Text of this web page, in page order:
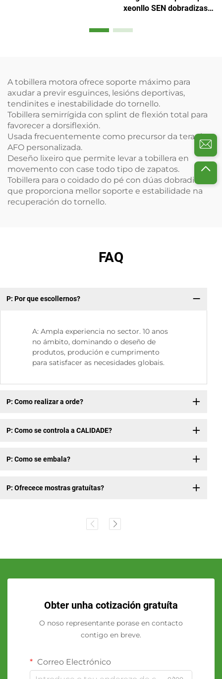
xeonllo SEN dobradizas,
A tobillera motora ofrece soporte máximo para
axudar a previr esguinces, lesións deportivas,
tendinites e inestabilidade do tornello.
Tobillera semirrígida con splint de flexión total para
favorecer a dorsiflexión.
Usada frecuentemente como precursor da terapia
AFO personalizada.
Deseño lixeiro que permite levar a tobillera en
movemento con case todo tipo de zapatos.
Tobillera para o coidado do pé con dúas dobradiñas
que proporciona mellor soporte e estabilidade na
recuperación do tornello.
FAQ
P: Por que escollernos?
A: Ampla experiencia no sector. 10 anos
no ámbito, dominando o deseño de
produtos, produción e cumprimento
para satisfacer as necesidades globais.
P: Como realizar a orde?
P: Como se controla a CALIDADE?
P: Como se embala?
P: Ofrecece mostras gratuítas?
Obter unha cotización gratuíta
O noso representante porase en contacto
contigo en breve.
Correo Electrónico